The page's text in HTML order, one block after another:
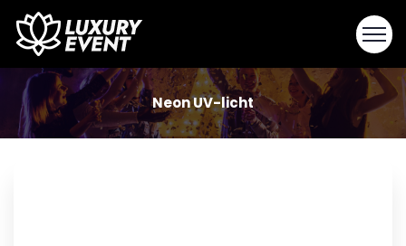
Neon UV-licht